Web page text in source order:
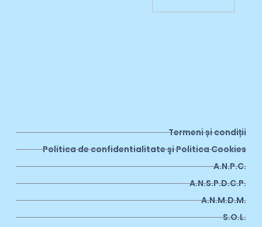
Termeni și condiții
Politica de confidentialitate şi Politica Cookies
A.N.P.C.
A.N.S.P.D.C.P.
A.N.M.D.M.
S.O.L.